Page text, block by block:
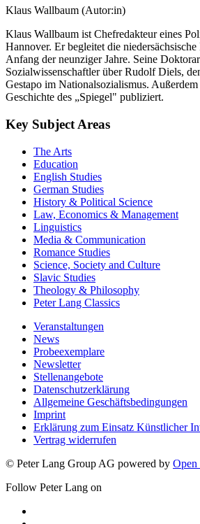
Klaus Wallbaum (Autor:in)
Klaus Wallbaum ist Chefredakteur eines
Hannover. Er begleitet die
Anfang der neunziger Jahre. Seine
Sozialwissenschaftler über Rudolf Diels,
Gestapo im Nationalsozialismus.
Geschichte des „Spiegel" publiziert.
Key Subject Areas
The Arts
Education
English Studies
German Studies
History & Political Science
Law, Economics & Management
Linguistics
Media & Communication
Romance Studies
Science, Society and Culture
Slavic Studies
Theology & Philosophy
Peter Lang Classics
Veranstaltungen
News
Probeexemplare
Newsletter
Stellenangebote
Datenschutzerklärung
Allgemeine Geschäftsbedingungen
Imprint
Erklärung zum Einsatz Künstlicher
Vertrag widerrufen
© Peter Lang Group AG powered by Open
Follow Peter Lang on